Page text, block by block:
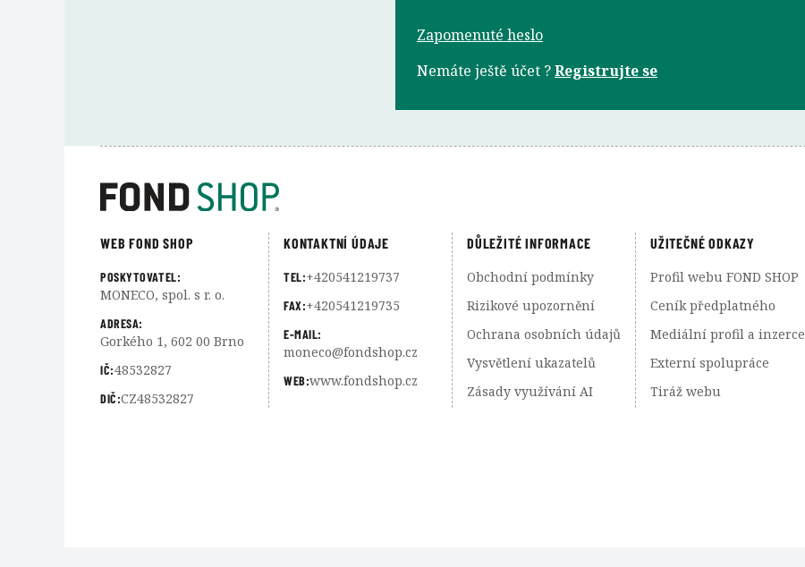
Zapomenuté heslo
Nemáte ještě účet ?Registrujte se
WEB FOND SHOP
POSKYTOVATEL:
MONECO, spol. s r. o.
ADRESA:
Gorkého 1, 602 00 Brno
IČ:48532827
DIČ:CZ48532827
KONTAKTNÍ ÚDAJE
TEL:+420541219737
FAX:+420541219735
E-MAIL:
moneco@fondshop.cz
WEB:www.fondshop.cz
DŮLEŽITÉ INFORMACE
Obchodní podmínky
Rizikové upozornění
Ochrana osobních údajů
Vysvětlení ukazatelů
Zásady využívání AI
UŽITEČNÉ ODKAZY
Profil webu FOND SHOP
Ceník předplatného
Mediální profil a inzerce
Externí spolupráce
Tiráž webu